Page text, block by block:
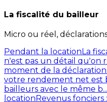
La fiscalité du bailleur
Micro ou réel,
Pendant la location La
n'est pas un détail qu'on
moment de la
votre rendement net est
bailleurs avec le même b...
location Revenus